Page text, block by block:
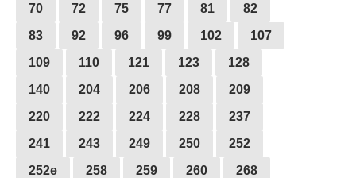
70
72 75 77 81
82
83
92 96 99 102
107
109
110 121 123
128
140
204 206 208
209
220
222 224 228
237
241
243 249 250
252
252е
258 259 260
268